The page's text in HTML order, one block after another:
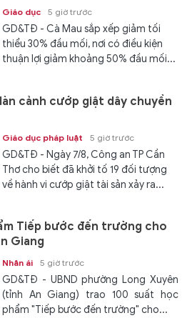
Giáo dục 5 giờ trước
GD&TĐ - Cà Mau sắp xếp giảm tối
thiểu 30% đầu mối, nơi có điều kiện
thuận lợi giảm khoảng 50% đầu mối...
cảnh cướp giật dây chuyền
Giáo dục pháp luật 5 giờ trước
GD&TĐ - Ngày 7/8, Công an TP Cần
Thơ cho biết đã khởi tố 19 đối tượng
về hành vi cướp giật tài sản xảy ra...
Tiếp bước đến trường cho
Giang
Nhân ái 5 giờ trước
GD&TĐ - UBND phường Long Xuyên
(tỉnh An Giang) trao 100 suất học
phẩm "Tiếp bước đến trường" cho...